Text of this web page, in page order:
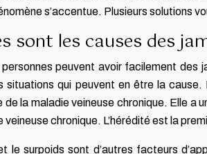
s’accentue. Plusieurs solutions
sont les causes des
peuvent avoir facilement des
situations qui peuvent en être la
de la maladie veineuse chronique. Elle a
veineuse chronique. L’hérédité est la
le surpoids sont d’autres facteurs